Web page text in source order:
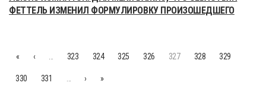
ФЕТТЕЛЬ ИЗМЕНИЛ ФОРМУЛИРОВКУ ПРОИЗОШЕДШЕГО
« ‹ 323 324 325 326 327 328 329
330 331 › »